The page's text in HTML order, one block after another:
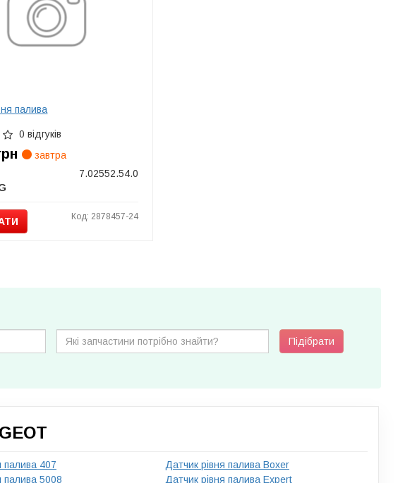
палива
0 відгуків
завтра
7.02552.54.0
Код: 2878457-24
Підібрати
палива 407
палива 5008
Датчик рівня палива Boxer
Датчик рівня палива Expert